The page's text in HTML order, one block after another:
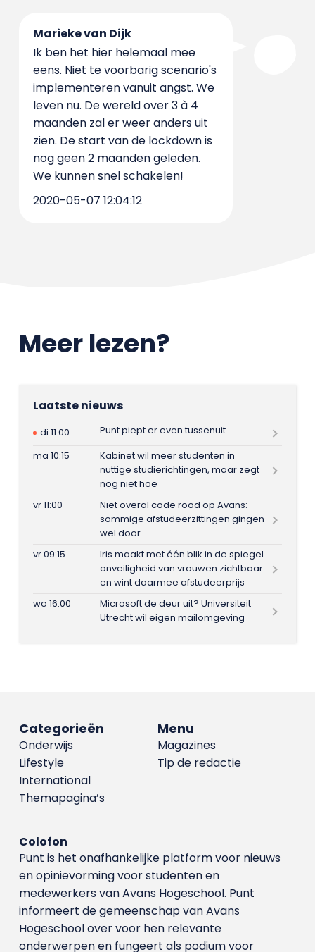
Marieke van Dijk
Ik ben het hier helemaal mee
eens. Niet te voorbarig scenario's
implementeren vanuit angst. We
leven nu. De wereld over 3 à 4
maanden zal er weer anders uit
zien. De start van de lockdown is
nog geen 2 maanden geleden.
We kunnen snel schakelen!
2020-05-07 12:04:12
Meer lezen?
Laatste nieuws
di 11:00
Punt piept er even tussenuit
ma 10:15
Kabinet wil meer studenten in
nuttige studierichtingen, maar zegt
nog niet hoe
vr 11:00
Niet overal code rood op Avans:
sommige afstudeerzittingen gingen
wel door
vr 09:15
Iris maakt met één blik in de spiegel
onveiligheid van vrouwen zichtbaar
en wint daarmee afstudeerprijs
wo 16:00
Microsoft de deur uit? Universiteit
Utrecht wil eigen mailomgeving
Menu
Magazines
Tip de redactie
Categorieën
Onderwijs
Lifestyle
International
Themapagina’s
Colofon
Punt is het onafhankelijke platform voor nieuws
en opinievorming voor studenten en
medewerkers van Avans Hoge­school. Punt
informeert de gemeenschap van Avans
Hogeschool over voor hen relevante
onderwerpen en fungeert als podium voor